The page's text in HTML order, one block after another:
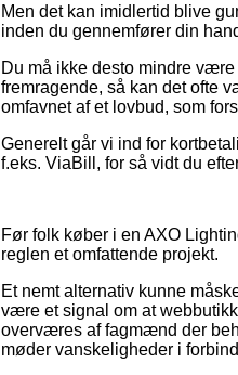
Men det kan imidlertid blive
inden du gennemfører din
Du må ikke desto mindre
fremragende, så kan det ofte
omfavnet af et lovbud, som
Generelt går vi ind for
f.eks. ViaBill, for så vidt du
Før folk køber i en AXO
reglen et omfattende projekt.
Et nemt alternativ kunne
være et signal om at
overværes af fagmænd der
møder vanskeligheder i